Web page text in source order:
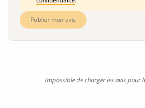
Publier mon avis
Impossible de charger les avis pour